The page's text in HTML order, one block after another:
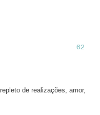
de realizações, amor,